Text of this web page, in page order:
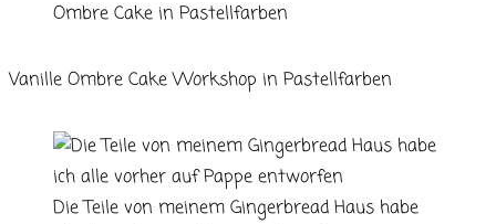
Ombre Cake in Pastellfarben
Vanille Ombre Cake Workshop in Pastellfarben
Die Teile von meinem Gingerbread Haus habe